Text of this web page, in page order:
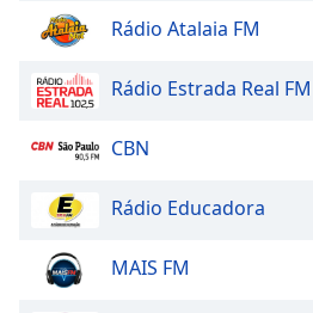
Rádio Atalaia FM
Rádio Estrada Real FM
CBN
Rádio Educadora
MAIS FM